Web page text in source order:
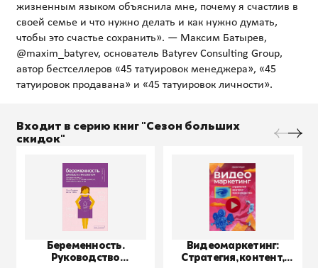
жизненным языком объяснила мне, почему я счастлив в
своей семье и что нужно делать и как нужно думать,
чтобы это счастье сохранить». — Максим Батырев,
@maxim_batyrev, основатель Batyrev Consulting Group,
автор бестселлеров «45 татуировок менеджера», «45
Входит в серию книг "Сезон больших
скидок"
Беременность.
Руководство
Видеомаркетинг:
Стратегия, контент,